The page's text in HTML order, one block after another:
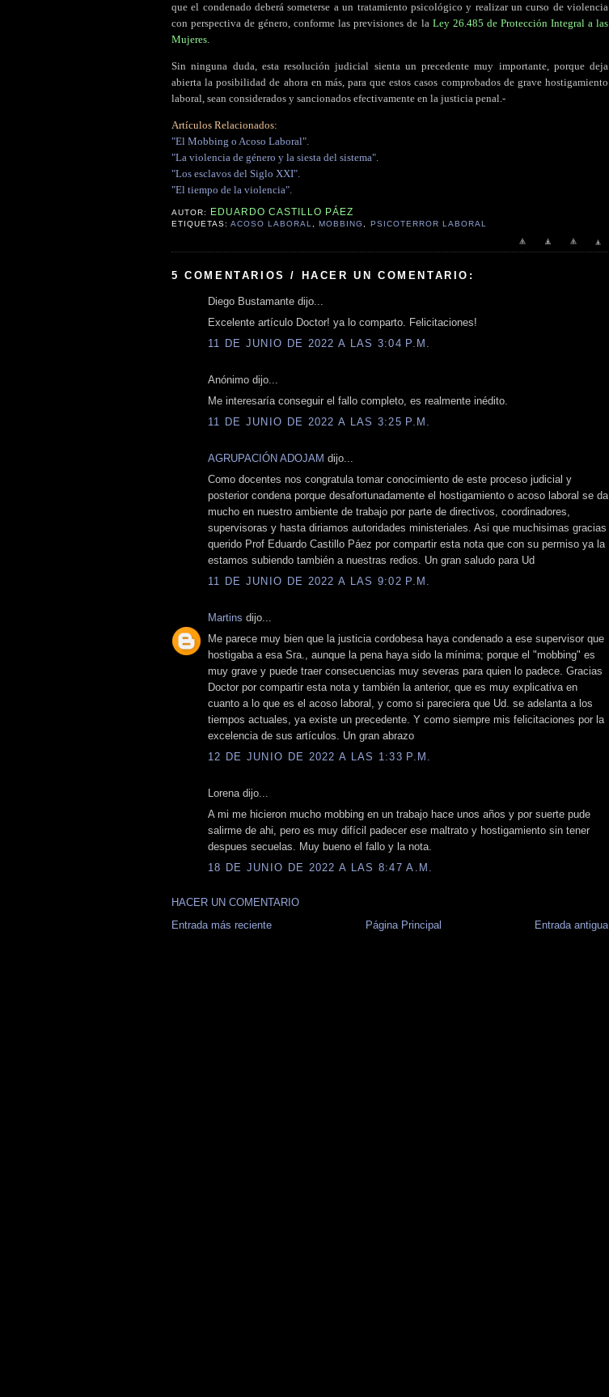
que el condenado deberá someterse a un tratamiento psicológico y realizar un curso de violencia
con perspectiva de género, conforme las previsiones de la Ley 26.485 de Protección Integral a las
Mujeres.
Sin ninguna duda, esta resolución judicial sienta un precedente muy importante, porque deja
abierta la posibilidad de ahora en más, para que estos casos comprobados de grave hostigamiento
laboral, sean considerados y sancionados efectivamente en la justicia penal.-
Artículos Relacionados:
"El Mobbing o Acoso Laboral".
"La violencia de género y la siesta del sistema".
"Los esclavos del Siglo XXI".
"El tiempo de la violencia".
AUTOR: EDUARDO CASTILLO PÁEZ
ETIQUETAS:ACOSO LABORAL ,MOBBING PSICOTERROR LABORAL
5 COMENTARIOS / HACER UN COMENTARIO:
Diego Bustamante dijo...
Excelente artículo Doctor! ya lo comparto. Felicitaciones!
11 DE JUNIO DE 2022 A LAS 3:04 P.M.
Anónimo dijo...
Me interesaría conseguir el fallo completo, es realmente inédito.
11 DE JUNIO DE 2022 A LAS 3:25 P.M.
AGRUPACIÓN ADOJAM dijo...
Como docentes nos congratula tomar conocimiento de este proceso judicial y
posterior condena porque desafortunadamente el hostigamiento o acoso laboral se da
mucho en nuestro ambiente de trabajo por parte de directivos, coordinadores,
supervisoras y hasta diriamos autoridades ministeriales. Asi que muchisimas gracias
querido Prof Eduardo Castillo Páez por compartir esta nota que con su permiso ya la
estamos subiendo también a nuestras redios. Un gran saludo para Ud
11 DE JUNIO DE 2022 A LAS 9:02 P.M.
Martins dijo...
Me parece muy bien que la justicia cordobesa haya condenado a ese supervisor que
hostigaba a esa Sra., aunque la pena haya sido la mínima; porque el "mobbing" es
muy grave y puede traer consecuencias muy severas para quien lo padece. Gracias
Doctor por compartir esta nota y también la anterior, que es muy explicativa en
cuanto a lo que es el acoso laboral, y como si pareciera que Ud. se adelanta a los
tiempos actuales, ya existe un precedente. Y como siempre mis felicitaciones por la
excelencia de sus artículos. Un gran abrazo
12 DE JUNIO DE 2022 A LAS 1:33 P.M.
Lorena dijo...
A mi me hicieron mucho mobbing en un trabajo hace unos años y por suerte pude
salirme de ahi, pero es muy difícil padecer ese maltrato y hostigamiento sin tener
despues secuelas. Muy bueno el fallo y la nota.
18 DE JUNIO DE 2022 A LAS 8:47 A.M.
HACER UN COMENTARIO
Entrada más reciente
Entrada antigua
Página Principal